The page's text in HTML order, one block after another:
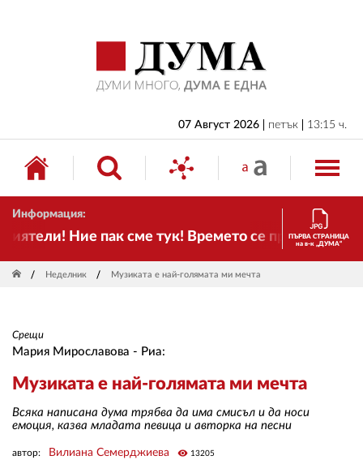
07 Август 2026 петък 13:15 ч.
Информация:
Ние пак сме тук! Времето се променя иПЪРВА СТРАНИЦА
на в-к „ДУМА“
Неделник Музиката е най-голямата ми мечта
Срещи
Мария Мирославова - Риа:
Музиката е най-голямата ми мечта
Всяка написана дума трябва да има смисъл и да носи
емоция, казва младата певица и авторка на песни
автор: Вилиана Семерджиева visibility 13205
БЪЛГАРИЯ
ИКОНОМИКА
ИЗБОРИ
СВЯТ
ДРУГИ
ЗА НАС